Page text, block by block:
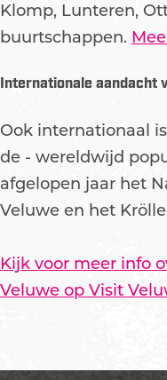
Klomp, Lunteren,
buurtschappen.
Internationale aandacht
Ook internationaal
de - wereldwijd
afgelopen jaar het
Veluwe en het
Kijk voor meer info
Veluwe op Visit